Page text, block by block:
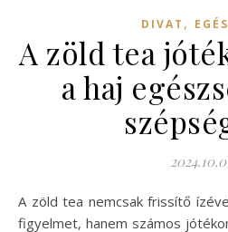
DIVAT ,
A zöld tea
a haj
A zöld tea nemcsak frissítő ízével és aromájával vonzza a
figyelmet, hanem számos